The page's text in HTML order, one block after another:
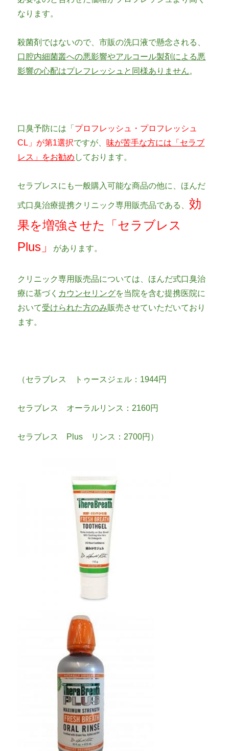
なります。
殺菌剤ではないので、市販の洗口液で懸念される、
口腔内細菌叢への悪影響やアルコール製剤による悪
影響の心配はプレフレッシュと同様ありません。
口臭予防には「 プロフレッシュ・プロフレッシュ
CL」が第1選択ですが、 味が苦手な方には「セラブ
レス」をお勧め しております。
セラブレスにも一般購入可能な商品の他に、ほんだ
式口臭治療提携クリニック専用販売品である、効
果を増強させた「セラブレス
Plus」
があります。
クリニック専用販売品については、ほんだ式口臭治
療に基づく カウンセリングを当院を含む提携医院に
おいて受けられた方のみ販売させていただいており
ます。
（セラブレス トゥースジェル：1944円
セラブレス オーラルリンス：2160円
セラブレス Plus リンス：2700円）